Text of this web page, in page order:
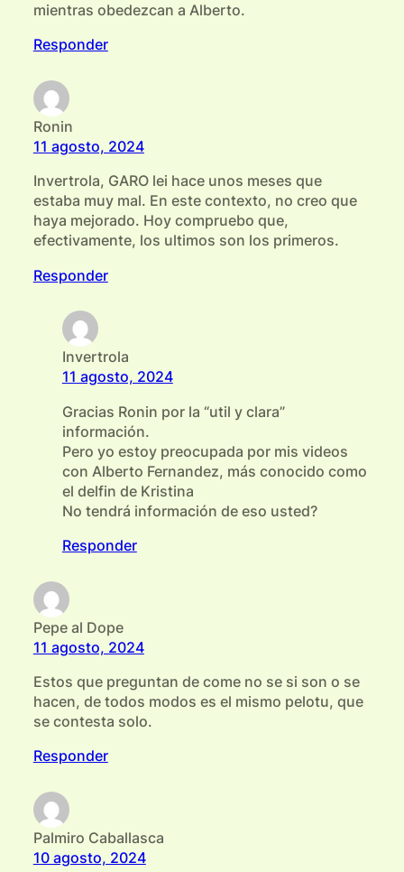
mientras obedezcan a Alberto.
Responder
Ronin
11 agosto, 2024
Invertrola, GARO lei hace unos meses que
estaba muy mal. En este contexto, no creo que
haya mejorado. Hoy compruebo que,
efectivamente, los ultimos son los primeros.
Responder
Invertrola
11 agosto, 2024
Gracias Ronin por la “util y clara”
información.
Pero yo estoy preocupada por mis videos
con Alberto Fernandez, más conocido como
el delfin de Kristina
No tendrá información de eso usted?
Responder
Pepe al Dope
11 agosto, 2024
Estos que preguntan de come no se si son o se
hacen, de todos modos es el mismo pelotu, que
se contesta solo.
Responder
Palmiro Caballasca
10 agosto, 2024